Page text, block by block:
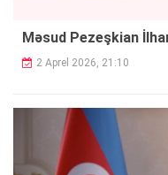
Məsud Pezeşkian
2 Aprel 2026, 21:10